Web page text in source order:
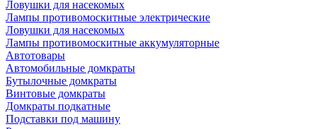
Ловушки для насекомых
Лампы противомоскитные электрические
Ловушки для насекомых
Лампы противомоскитные аккумуляторные
Автотовары
Автомобильные домкраты
Бутылочные домкраты
Винтовые домкраты
Домкраты подкатные
Подставки под машину